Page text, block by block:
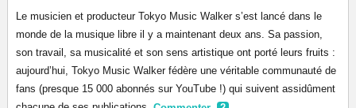
Le musicien et producteur Tokyo Music Walker s’est lancé dans le
monde de la musique libre il y a maintenant deux ans. Sa passion,
son travail, sa musicalité et son sens artistique ont porté leurs fruits :
aujourd’hui, Tokyo Music Walker fédère une véritable communauté de
fans (presque 15 000 abonnés sur YouTube !) qui suivent assidûment